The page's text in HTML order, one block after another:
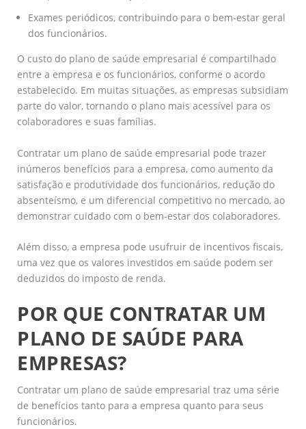
Exames periódicos, contribuindo para o bem-estar geral
dos funcionários.
O custo do plano de saúde empresarial é compartilhado
entre a empresa e os funcionários, conforme o acordo
estabelecido. Em muitas situações, as empresas subsidiam
parte do valor, tornando o plano mais acessível para os
colaboradores e suas famílias.
Contratar um plano de saúde empresarial pode trazer
inúmeros benefícios para a empresa, como aumento da
satisfação e produtividade dos funcionários, redução do
absenteísmo, e um diferencial competitivo no mercado, ao
demonstrar cuidado com o bem-estar dos colaboradores.
Além disso, a empresa pode usufruir de incentivos fiscais,
uma vez que os valores investidos em saúde podem ser
deduzidos do imposto de renda.
POR QUE CONTRATAR UM
PLANO DE SAÚDE PARA
EMPRESAS?
Contratar um plano de saúde empresarial traz uma série
de benefícios tanto para a empresa quanto para seus
funcionários.